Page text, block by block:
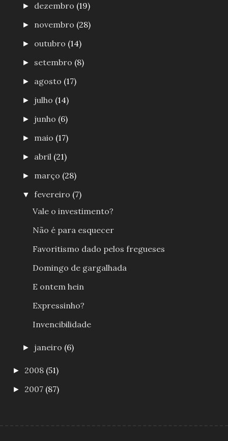
► dezembro (19)
► novembro (28)
► outubro (14)
► setembro (8)
► agosto (17)
► julho (14)
► junho (6)
► maio (17)
► abril (21)
► março (28)
▼fevereiro (7)
Vale o investimento?
Não é para esquecer
Favoritismo dado pelos fregueses
Domingo de gargalhada
E ontem hein
Expressinho?
Invencibilidade
► janeiro (6)
► 2008 (51)
► 2007 (87)